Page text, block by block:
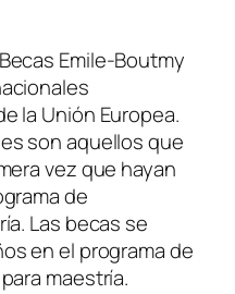
Emile-Boutmy
la Unión Europea.
son aquellos que
vez que hayan
de
Las becas se
en el programa de
maestría.